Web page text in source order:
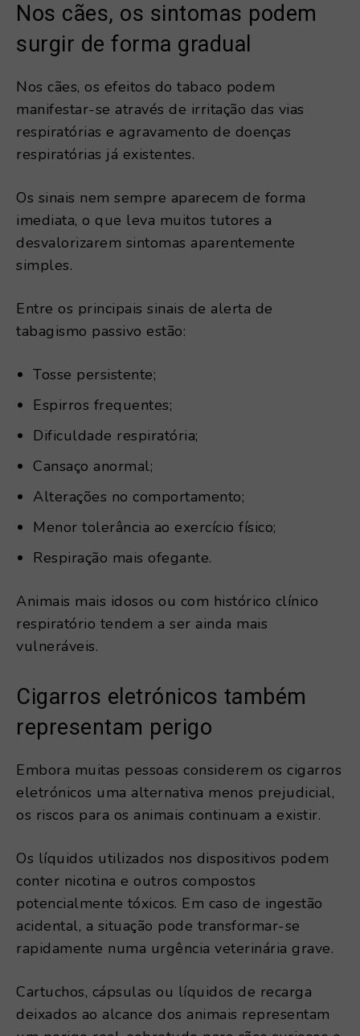
Nos cães, os sintomas podem
surgir de forma gradual
Nos cães, os efeitos do tabaco podem
manifestar-se através de irritação das vias
respiratórias e agravamento de doenças
respiratórias já existentes.
Os sinais nem sempre aparecem de forma
imediata, o que leva muitos tutores a
desvalorizarem sintomas aparentemente
simples.
Entre os principais sinais de alerta de
tabagismo passivo estão:
Tosse persistente;
Espirros frequentes;
Dificuldade respiratória;
Cansaço anormal;
Alterações no comportamento;
Menor tolerância ao exercício físico;
Respiração mais ofegante.
Animais mais idosos ou com histórico clínico
respiratório tendem a ser ainda mais
vulneráveis.
Cigarros eletrónicos também
representam perigo
Embora muitas pessoas considerem os cigarros
eletrónicos uma alternativa menos prejudicial,
os riscos para os animais continuam a existir.
Os líquidos utilizados nos dispositivos podem
conter nicotina e outros compostos
potencialmente tóxicos. Em caso de ingestão
acidental, a situação pode transformar-se
rapidamente numa urgência veterinária grave.
Cartuchos, cápsulas ou líquidos de recarga
deixados ao alcance dos animais representam